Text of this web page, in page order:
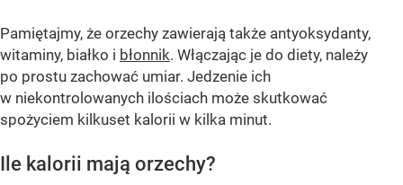
Pamiętajmy, że orzechy zawierają także antyoksydanty,
witaminy, białko i błonnik. Włączając je do diety, należy
po prostu zachować umiar. Jedzenie ich
w niekontrolowanych ilościach może skutkować
spożyciem kilkuset kalorii w kilka minut.
Ile kalorii mają orzechy?